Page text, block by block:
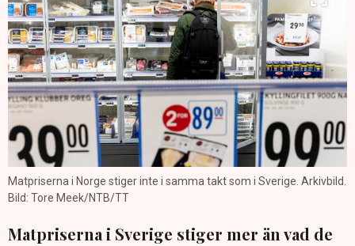
Matpriserna i Norge stiger inte i samma takt som i Sverige. Arkivbild.
Bild: Tore Meek/NTB/TT
Matpriserna i Sverige stiger mer än vad de